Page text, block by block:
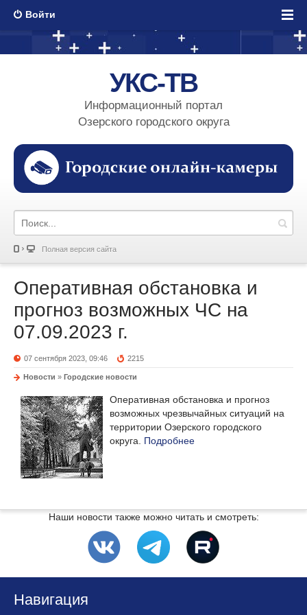
Войти
УКС-ТВ
Информационный портал
Озерского городского округа
Полная версия сайта
Оперативная обстановка и
прогноз возможных ЧС на
07.09.2023 г.
07 сентября 2023, 09:46 2215
Новости » Городские новости
Оперативная обстановка и прогноз
возможных чрезвычайных ситуаций на
территории Озерского городского
округа. Подробнее
Наши новости также можно читать и смотреть:
Навигация